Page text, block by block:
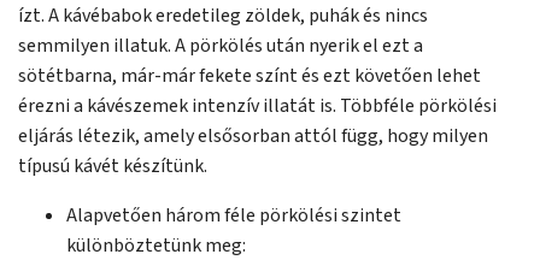
ízt. A kávébabok eredetileg zöldek, puhák és nincs
semmilyen illatuk. A pörkölés után nyerik el ezt a
sötétbarna, már-már fekete színt és ezt követően lehet
érezni a kávészemek intenzív illatát is. Többféle pörkölési
eljárás létezik, amely elsősorban attól függ, hogy milyen
típusú kávét készítünk.
Alapvetően három féle pörkölési szintet
különböztetünk meg: